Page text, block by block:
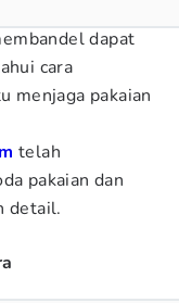
dapat
cara
menjaga pakaian
telah
pakaian dan
detail.